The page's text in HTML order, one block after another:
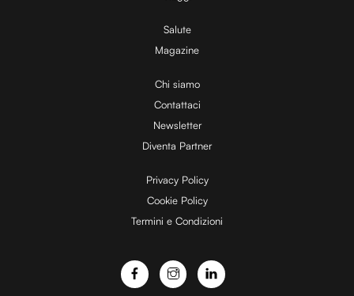
V
i
d
e
o
Salute
Magazine
Chi siamo
Contattaci
Newsletter
Diventa Partner
Privacy Policy
Cookie Policy
Termini e Condizioni